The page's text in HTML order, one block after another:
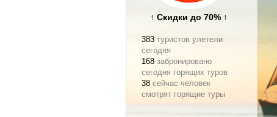
↑ Скидки до 70% ↑
383 туристов улетели
сегодня
168 забронировано
сегодня горящих туров
38 сейчас человек
смотрят горящие туры